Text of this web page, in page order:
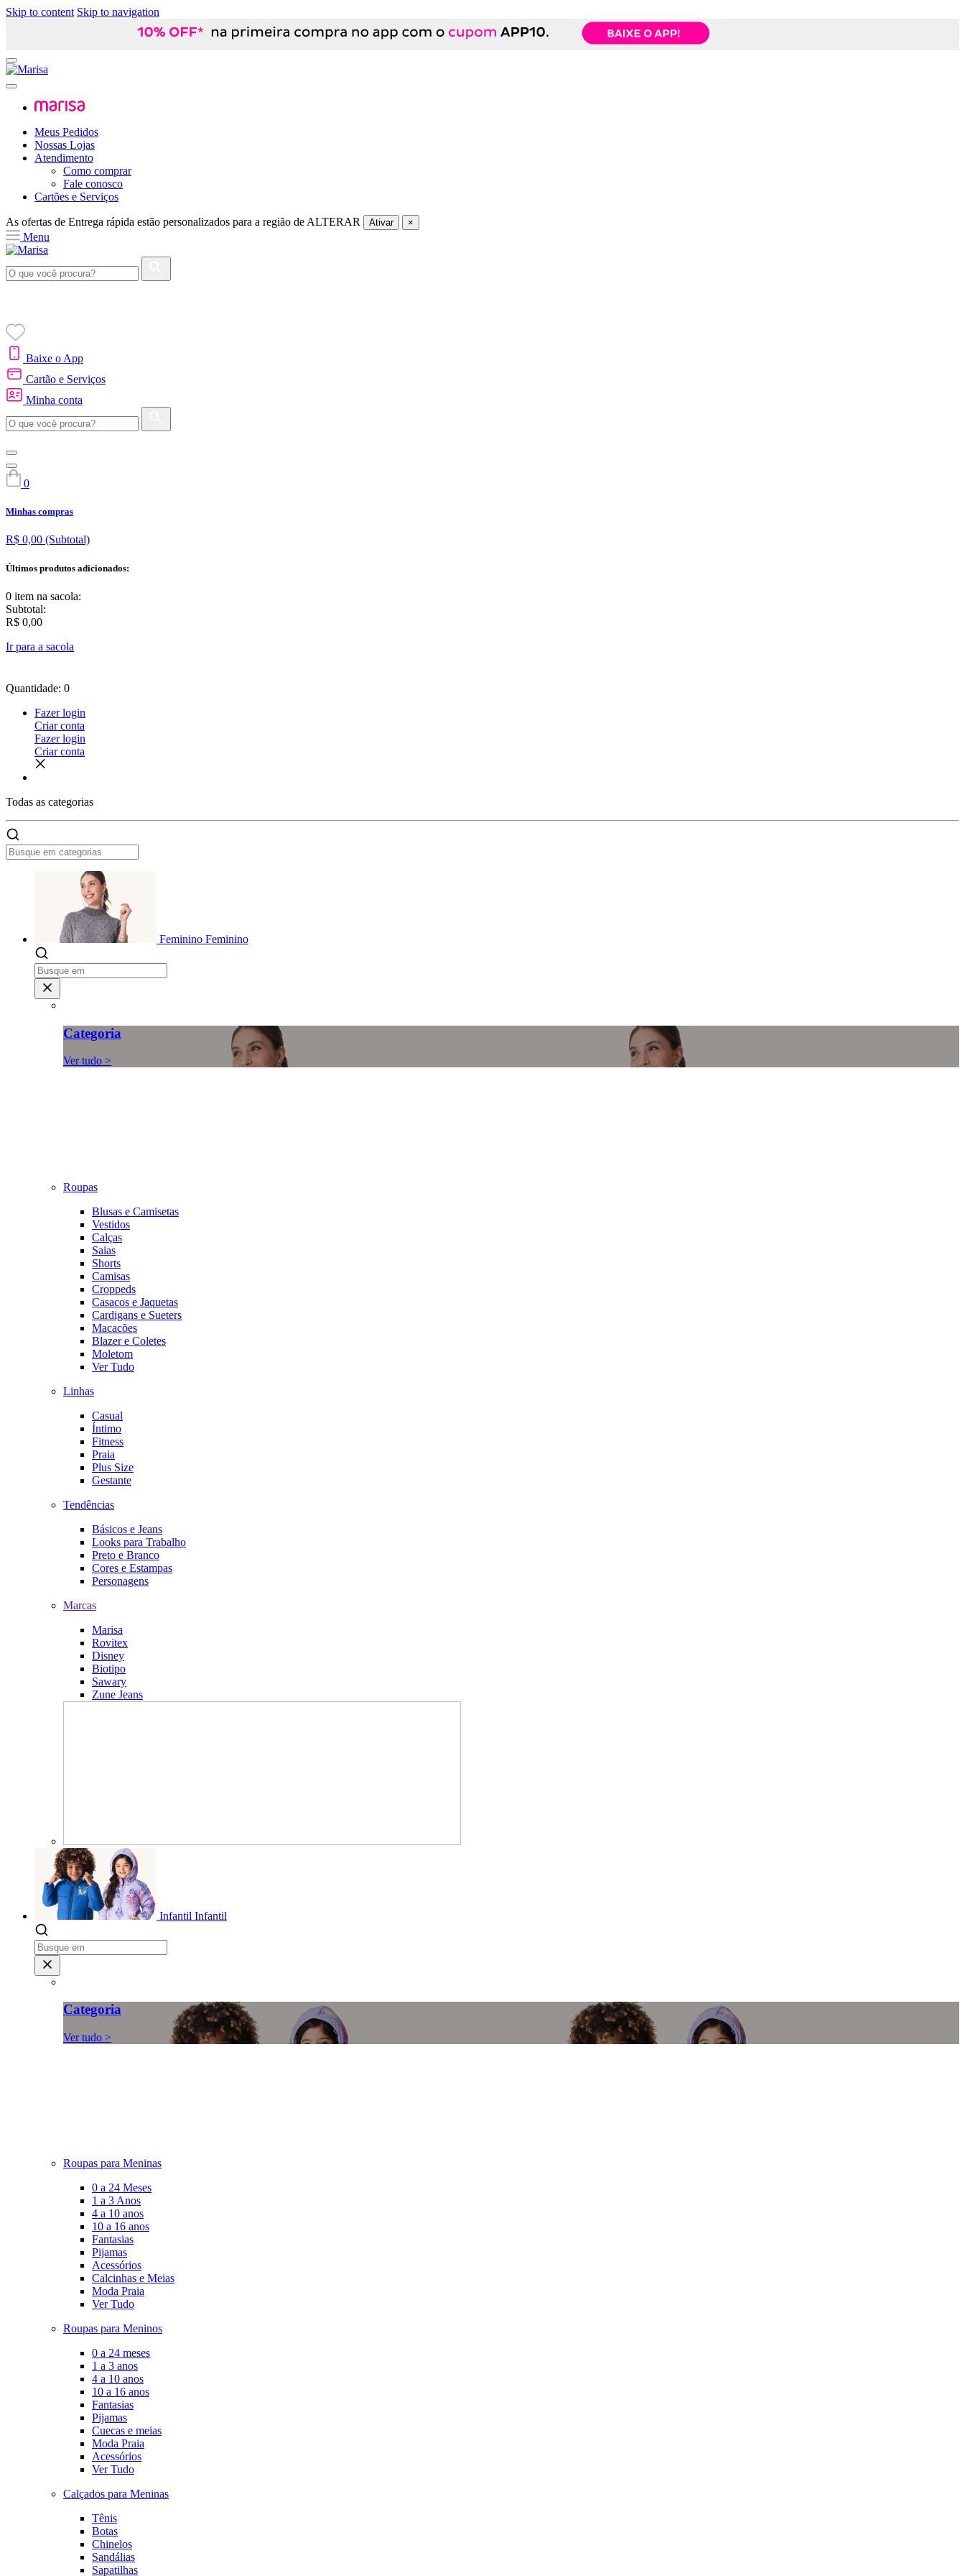
Skip to content Skip to navigation
Meus Pedidos
Nossas Lojas
Atendimento
Como comprar
Fale conosco
Cartões e Serviços
As ofertas de Entrega rápida estão personalizados para a região de ALTERAR Ativar ×
Menu
Baixe o App
Cartão e Serviços
Minha conta
0
Minhas compras
R$ 0,00 (Subtotal)
Últimos produtos adicionados:
0 item na sacola:
Subtotal:
R$ 0,00
Ir para a sacola
Quantidade: 0
Fazer login
Criar conta
Fazer login
Criar conta
Todas as categorias
Feminino Feminino
Categoria
Ver tudo >
Roupas
Blusas e Camisetas
Vestidos
Calças
Saias
Shorts
Camisas
Croppeds
Casacos e Jaquetas
Cardigans e Sueters
Macacões
Blazer e Coletes
Moletom
Ver Tudo
Linhas
Casual
Íntimo
Fitness
Praia
Plus Size
Gestante
Tendências
Básicos e Jeans
Looks para Trabalho
Preto e Branco
Cores e Estampas
Personagens
Marcas
Marisa
Rovitex
Disney
Biotipo
Sawary
Zune Jeans
Infantil Infantil
Categoria
Ver tudo >
Roupas para Meninas
0 a 24 Meses
1 a 3 Anos
4 a 10 anos
10 a 16 anos
Fantasias
Pijamas
Acessórios
Calcinhas e Meias
Moda Praia
Ver Tudo
Roupas para Meninos
0 a 24 meses
1 a 3 anos
4 a 10 anos
10 a 16 anos
Fantasias
Pijamas
Cuecas e meias
Moda Praia
Acessórios
Ver Tudo
Calçados para Meninas
Tênis
Botas
Chinelos
Sandálias
Sapatilhas